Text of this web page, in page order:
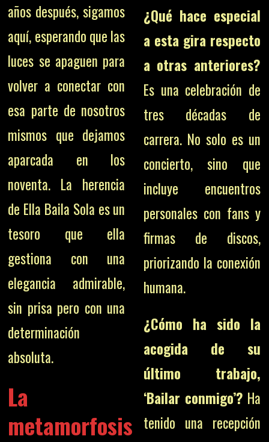
años después, sigamos
aquí, esperando que las
luces se apaguen para
volver a conectar con
esa parte de nosotros
mismos que dejamos
aparcada en los
noventa. La herencia
de Ella Baila Sola es un
tesoro que ella
gestiona con una
elegancia admirable,
sin prisa pero con una
determinación
absoluta.
La
metamorfosis
¿Qué hace especial
a esta gira respecto
a otras anteriores?
Es una celebración de
tres décadas de
carrera. No solo es un
concierto, sino que
incluye encuentros
personales con fans y
firmas de discos,
priorizando la conexión
humana.
¿Cómo ha sido la
acogida de su
último trabajo,
‘Bailar conmigo’? Ha
tenido una recepción